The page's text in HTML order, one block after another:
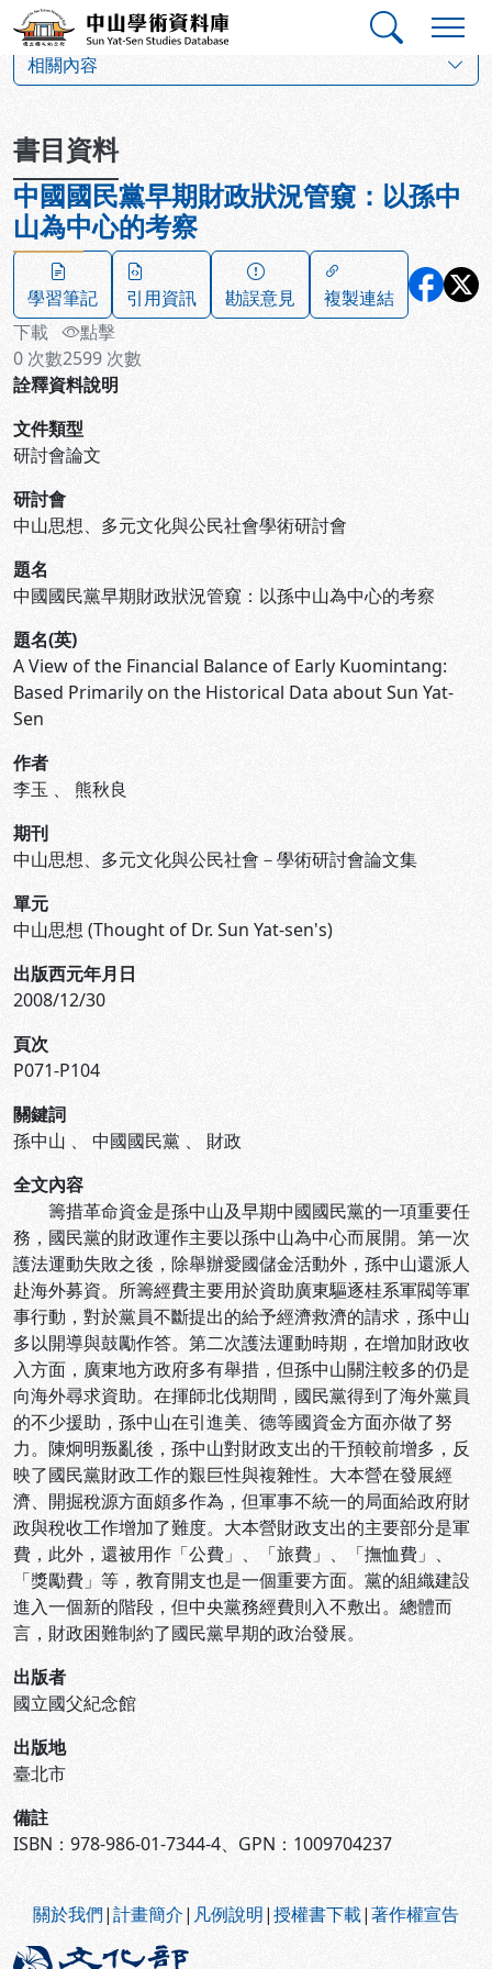
跳到主要內容
中山學術資料庫
相關內容
書目資料
中國國民黨早期財政狀況管窺：以孫中
山為中心的考察
學習筆記 引用資訊 勘誤意見
複製連結
下載
0 次數
點擊
2599 次數
詮釋資料說明
文件類型
研討會論文
研討會
中山思想、多元文化與公民社會學術研討會
題名
中國國民黨早期財政狀況管窺：以孫中山為中心的考察
題名(英)
A View of the Financial Balance of Early Kuomintang:
Based Primarily on the Historical Data about Sun Yat-
Sen
作者
李玉 、 熊秋良
期刊
中山思想、多元文化與公民社會－學術研討會論文集
單元
中山思想 (Thought of Dr. Sun Yat-sen's)
出版西元年月日
2008/12/30
頁次
P071-P104
關鍵詞
孫中山 、 中國國民黨 、 財政
全文內容
籌措革命資金是孫中山及早期中國國民黨的一項重要任
務，國民黨的財政運作主要以孫中山為中心而展開。第一次
護法運動失敗之後，除舉辦愛國儲金活動外，孫中山還派人
赴海外募資。所籌經費主要用於資助廣東驅逐桂系軍閥等軍
事行動，對於黨員不斷提出的給予經濟救濟的請求，孫中山
多以開導與鼓勵作答。第二次護法運動時期，在增加財政收
入方面，廣東地方政府多有舉措，但孫中山關注較多的仍是
向海外尋求資助。在揮師北伐期間，國民黨得到了海外黨員
的不少援助，孫中山在引進美、德等國資金方面亦做了努
力。陳炯明叛亂後，孫中山對財政支出的干預較前增多，反
映了國民黨財政工作的艱巨性與複雜性。大本營在發展經
濟、開掘稅源方面頗多作為，但軍事不統一的局面給政府財
政與稅收工作增加了難度。大本營財政支出的主要部分是軍
費，此外，還被用作「公費」、「旅費」、「撫恤費」、
「獎勵費」等，教育開支也是一個重要方面。黨的組織建設
進入一個新的階段，但中央黨務經費則入不敷出。總體而
言，財政困難制約了國民黨早期的政治發展。
出版者
國立國父紀念館
出版地
臺北市
備註
ISBN：978-986-01-7344-4、GPN：1009704237
關於我們|計畫簡介| 凡例說明|授權書下載|著作權宣告